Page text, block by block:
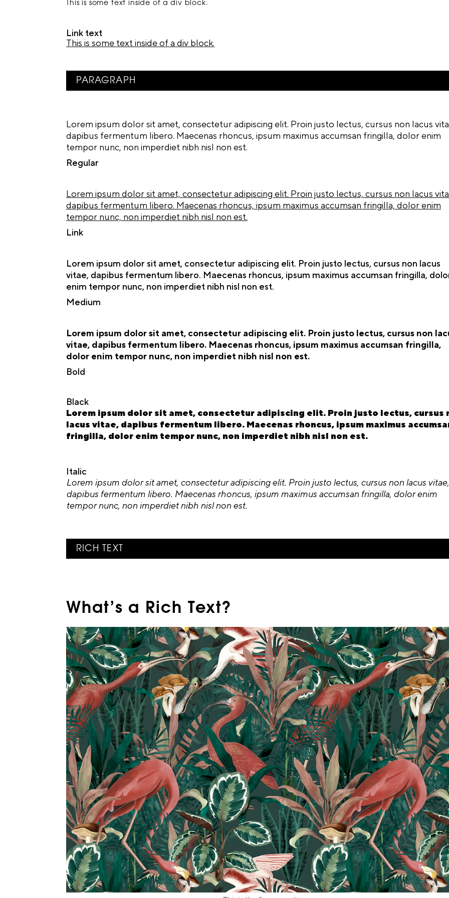
This is some text inside of a div block.
Link text
This is some text inside of a div block.
PARAGRAPH
Lorem ipsum dolor sit amet, consectetur adipiscing elit. Proin justo lectus, cursus non lacus
dapibus fermentum libero. Maecenas rhoncus, ipsum maximus accumsan fringilla, dolor enim
tempor nunc, non imperdiet nibh nisl non est.
Regular
Lorem ipsum dolor sit amet, consectetur adipiscing elit. Proin justo lectus, cursus non lacus
dapibus fermentum libero. Maecenas rhoncus, ipsum maximus accumsan fringilla, dolor enim
tempor nunc, non imperdiet nibh nisl non est.
Link
Lorem ipsum dolor sit amet, consectetur adipiscing elit. Proin justo lectus, cursus non lacus
vitae, dapibus fermentum libero. Maecenas rhoncus, ipsum maximus accumsan fringilla,
enim tempor nunc, non imperdiet nibh nisl non est.
Medium
Lorem ipsum dolor sit amet, consectetur adipiscing elit. Proin justo lectus, cursus non
vitae, dapibus fermentum libero. Maecenas rhoncus, ipsum maximus accumsan fringilla,
dolor enim tempor nunc, non imperdiet nibh nisl non est.
Bold
Black
Lorem ipsum dolor sit amet, consectetur adipiscing elit. Proin justo lectus, cursus
lacus vitae, dapibus fermentum libero. Maecenas rhoncus, ipsum maximus
fringilla, dolor enim tempor nunc, non imperdiet nibh nisl non est.
Italic
Lorem ipsum dolor sit amet, consectetur adipiscing elit. Proin justo lectus, cursus non lacus vitae,
dapibus fermentum libero. Maecenas rhoncus, ipsum maximus accumsan fringilla, dolor enim
tempor nunc, non imperdiet nibh nisl non est.
RICH TEXT
What’s a Rich Text?